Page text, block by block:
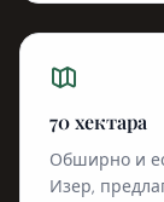
70 хектара
Обширно и
Изер,